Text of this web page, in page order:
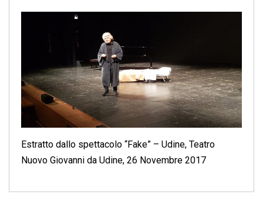
Estratto dallo spettacolo “Fake” – Udine, Teatro
Nuovo Giovanni da Udine, 26 Novembre 2017